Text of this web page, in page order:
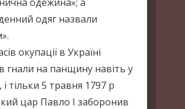
одяг назвали
окупації в Україні
гнали на панщину навіть у
тільки 5 травня 1797 р
цар Павло I заборонив